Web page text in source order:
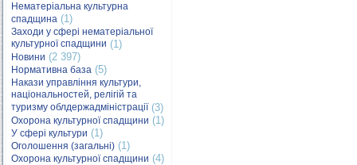
Нематеріальна культурна
спадщина (1)
Заходи у сфері нематеріальної
культурної спадщини (1)
Новини (2 397)
Нормативна база (5)
Накази управління культури,
національностей, релігій та
туризму облдержадміністрації(3)
Охорона культурної спадщини (1)
У сфері культури (1)
Оголошення (загальні) (1)
Охорона культурної спадщини (4)